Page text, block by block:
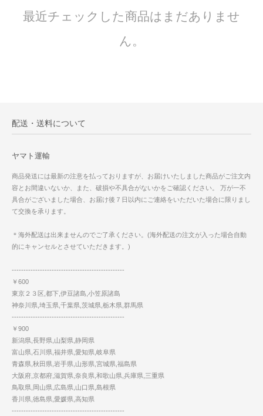
最近チェックした商品はまだありませ
ん。
配送・送料について
ヤマト運輸
商品発送には最新の注意を払っておりますが、お届けいたしました商品がご注文内
容とお間違いないか、また、破損や不具合がないかをご確認ください。 万が一不
具合がございました場合、お届け後７日以内にご連絡をいただいた場合に限りまし
て交換を承ります。
＊海外配送は出来ませんのでご了承ください。(海外配送の注文が入った場合自動
的にキャンセルとさせていただきます。)
------------------------------------------------
￥600
東京２３区,都下,伊豆諸島,小笠原諸島
神奈川県,埼玉県,千葉県,茨城県,栃木県,群馬県
------------------------------------------------
￥900
新潟県,長野県,山梨県,静岡県
富山県,石川県,福井県,愛知県,岐阜県
青森県,秋田県,岩手県,山形県,宮城県,福島県
大阪府,京都府,滋賀県,奈良県,和歌山県,兵庫県,三重県
鳥取県,岡山県,広島県,山口県,島根県
香川県,徳島県,愛媛県,高知県
------------------------------------------------